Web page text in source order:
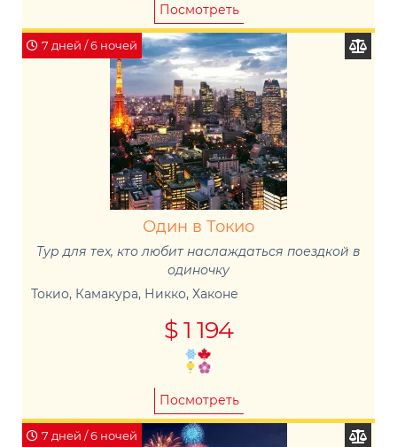
Посмотреть
7 дней / 6 ночей
Один в Токио
Тур для тех, кто любит наслаждаться поездкой в
одиночку
Токио, Камакура, Никко, Хаконе
$ 1 194
Посмотреть
7 дней / 6 ночей